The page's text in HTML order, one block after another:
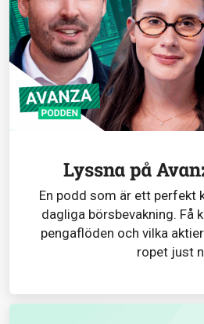
Lyssna på
En podd som är ett perfekt
dagliga börsbevakning. Få
pengaflöden och vilka
ropet just